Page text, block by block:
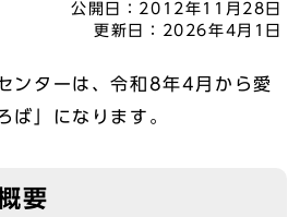
公開日： 2012年11月28日
更新日：
2026年4月1日
ンターは、令和8年4月から愛
ば」になります。
要